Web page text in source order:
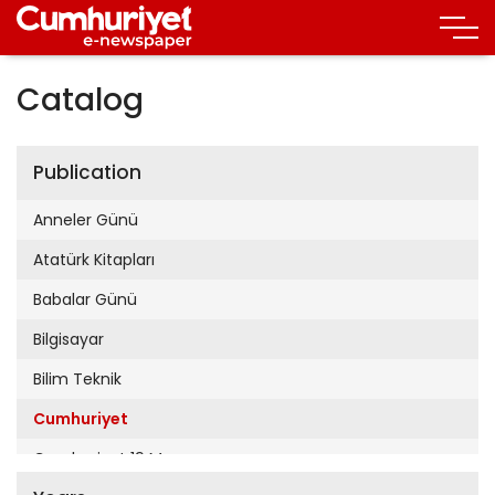
Catalog
Publication
Anneler Günü
Atatürk Kitapları
Babalar Günü
Bilgisayar
Bilim Teknik
Cumhuriyet
Cumhuriyet 19 Mayıs